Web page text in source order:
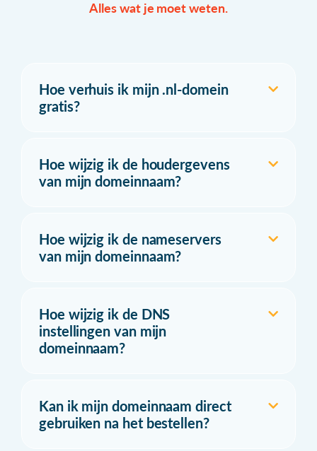
Alles wat je moet weten.
Hoe verhuis ik mijn .nl-domein
gratis?
Hoe wijzig ik de houdergevens
van mijn domeinnaam?
Hoe wijzig ik de nameservers
van mijn domeinnaam?
Hoe wijzig ik de DNS
instellingen van mijn
domeinnaam?
Kan ik mijn domeinnaam direct
gebruiken na het bestellen?